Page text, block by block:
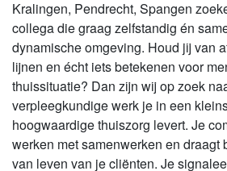
Kralingen, Pendrecht, Spangen
collega die graag zelfstandig én
dynamische omgeving. Houd jij van
lijnen en écht iets betekenen voor
thuissituatie? Dan zijn wij op zoek
verpleegkundige werk je in een
hoogwaardige thuiszorg levert. Je
werken met samenwerken en draagt
van leven van je cliënten. Je